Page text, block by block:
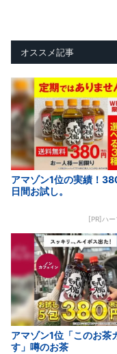
オススメ記事
アマゾン1位の実績！
日間お試し。
[PR]ハ
アマゾン1位「このお茶
す」噂のお茶